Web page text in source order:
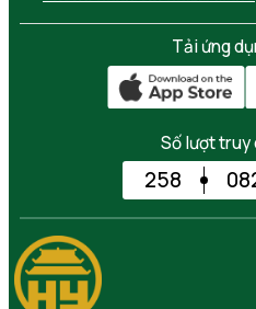
Tải ứng
Số lượt
258